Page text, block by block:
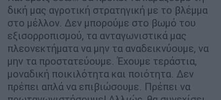
δική μας αγροτική στρατηγική με το βλέμμα
στο μέλλον. Δεν μπορούμε στο βωμό του
εξισορροπισμού, τα ανταγωνιστικά μας
πλεονεκτήματα να μην τα αναδεικνύουμε, να
μην τα προστατεύουμε. Έχουμε τεράστια,
μοναδική ποικιλότητα και ποιότητα. Δεν
πρέπει απλά να επιβιώσουμε. Πρέπει να